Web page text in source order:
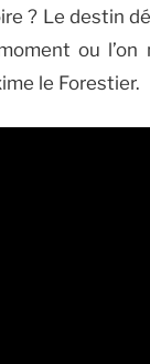
? Le destin
ou l’on
le Forestier.